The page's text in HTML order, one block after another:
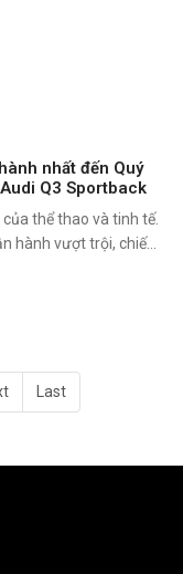
nhất đến Quý
Q3 Sportback
thể thao và tinh tế.
hành vượt trội, chiếc
Last